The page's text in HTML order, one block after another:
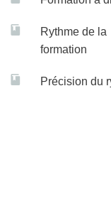
Aspects
Éthique,
professionnel
Gestion des
Attestation de
Rythme de la
formation
Précision du